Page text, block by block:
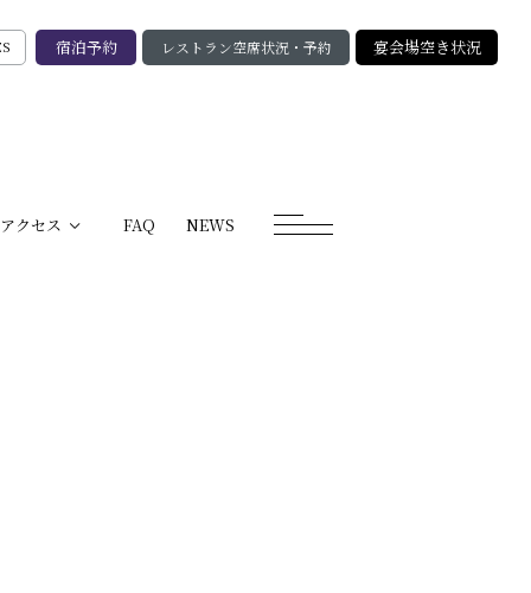
アクセス FAQ NEWS
宿泊予約 レストラン空席状況・予約 宴会場空き状況